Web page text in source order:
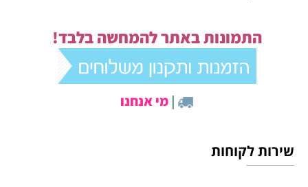
התמונות באתר להמחשה בלבד!
|מי אנחנו
שירות לקוחות